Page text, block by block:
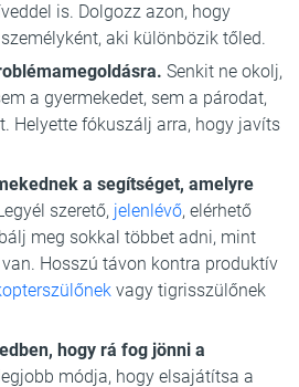
is. Dolgozz azon, hogy
aki különbözik tőled.
Senkit ne okolj,
a gyermekedet, sem a párodat,
Helyette fókuszálj arra, hogy javíts
a segítséget, amelyre
szerető, jelenlévő, elérhető
meg sokkal többet adni, mint
Hosszú távon kontra produktív
vagy tigrisszülőnek
hogy rá fog jönni a
módja, hogy elsajátítsa a